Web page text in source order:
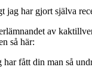
jag har gjort själva
av
så här:
fått din man så